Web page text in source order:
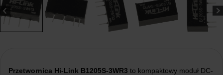
Przetwornica Hi-Link B1205S-3WR3 to kompaktowy moduł DC-